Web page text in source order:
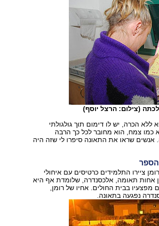
(צילום: הרצל יוסף)
הכרה, יש לו דימום תוך גולגולתי
כמו צמח, הוא מחובר לכל כך הרבה
שראו את התאונה סיפרו לי שזה היה
הספר
ציירו התלמידים כרטיסים עם איחולי
אחות תאומה, אלכסנדרה, שלומדת אף היא
בבית החולים. אחיו של רומן,
נפגעה בתאונה.